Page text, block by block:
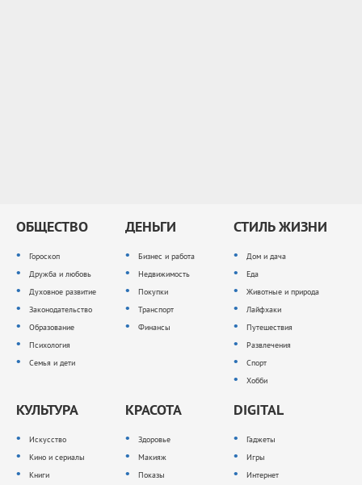
ОБЩЕСТВО
Гороскоп
Дружба и любовь
Духовное развитие
Законодательство
Образование
Психология
Семья и дети
ДЕНЬГИ
Бизнес и работа
Недвижимость
Покупки
Транспорт
Финансы
СТИЛЬ ЖИЗНИ
Дом и дача
Еда
Животные и природа
Лайфхаки
Путешествия
Развлечения
Спорт
Хобби
КУЛЬТУРА
Искусство
Кино и сериалы
Книги
КРАСОТА
Здоровье
Макияж
Показы
DIGITAL
Гаджеты
Игры
Интернет